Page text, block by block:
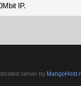
IP.
server by